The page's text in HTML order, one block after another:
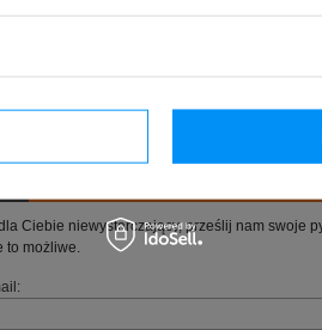
Ciebie niewystarczający, prześlij nam swoje
to możliwe.